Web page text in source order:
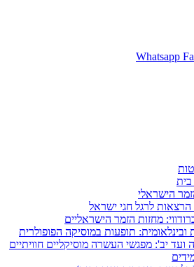
Whatsapp
בית
הישראלי
הרצאות לרגל חגי ישראל
מחזות הזמר הישראליים
ובינלאומית: תופעות במוסיקה הפופולרית
ועד יב': מפגשי העשרה מוסיקליים חוויתיים